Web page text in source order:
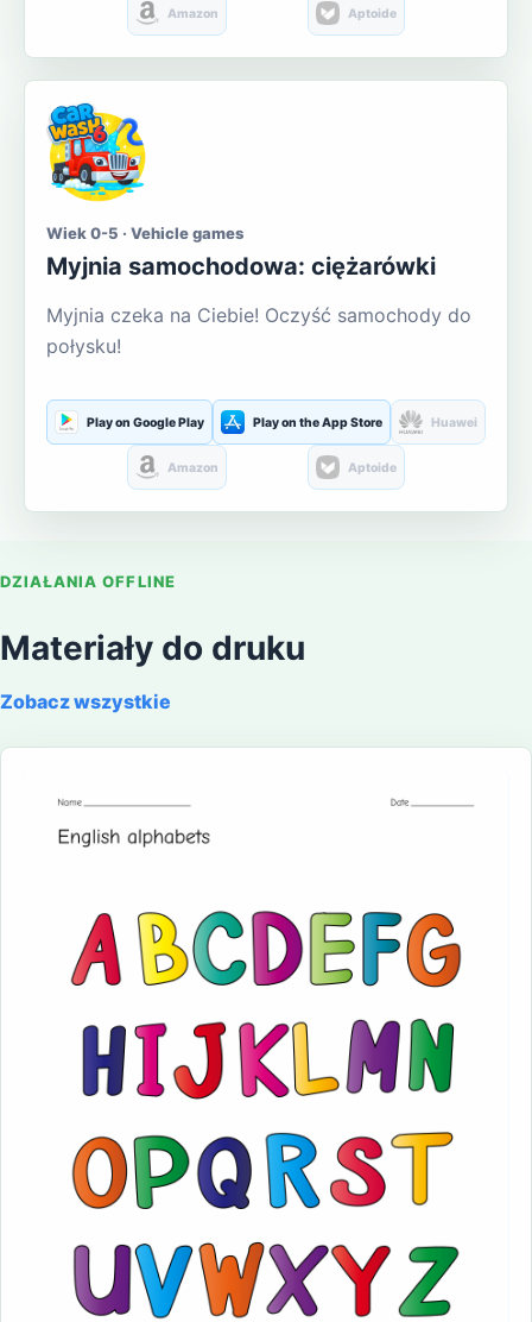
Amazon Aptoide
Wiek 0-5 · Vehicle games
Myjnia samochodowa: ciężarówki
Myjnia czeka na Ciebie! Oczyść samochody do
połysku!
Play on Google Play Play on the App Store Huawei
Amazon Aptoide
DZIAŁANIA OFFLINE
Materiały do druku
Zobacz wszystkie